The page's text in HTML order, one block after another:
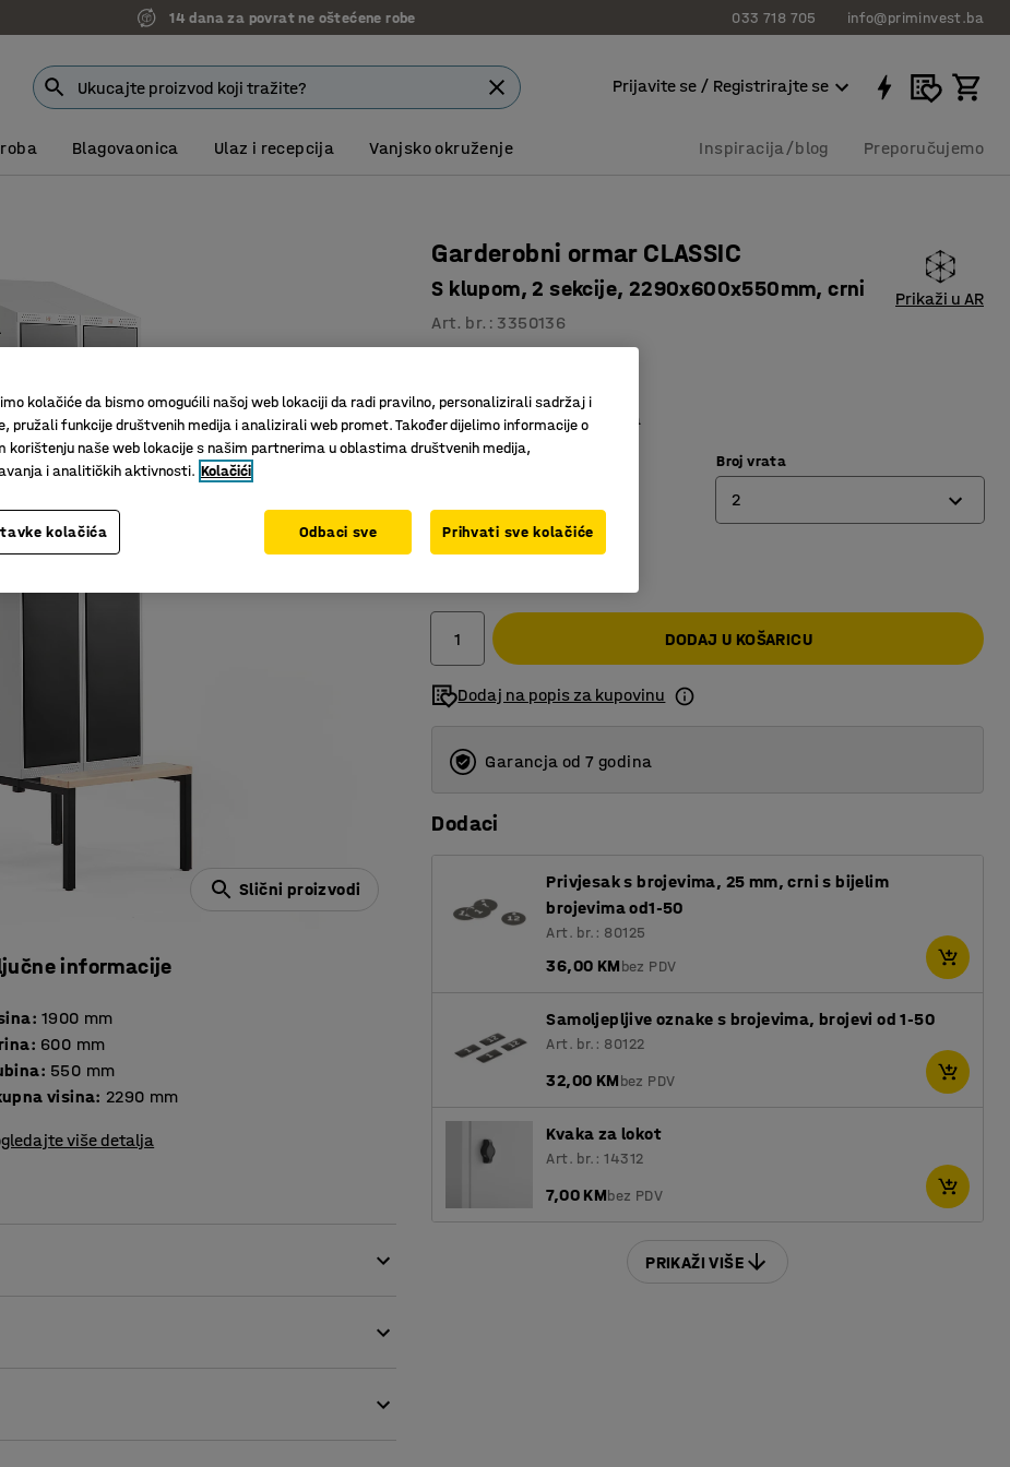
14 dana za povrat ne oštećene robe 033 718 705 info@priminvest.ba
Prijavite se / Registrirajte se
Blagovaonica Ulaz i recepcija Vanjsko okruženje Inspiracija/blog Preporučujemo
Slični proizvodi
informacije
: 1900 mm
: 600 mm
: 550 mm
visina: 2290 mm
više detalja
Garderobni ormar CLASSIC
S klupom, 2 sekcije, 2290x600x550mm, crni
Art. br. : 3350136
Prikaži u AR
Odlična ventilacija
Prečka za odjeću i polica
Broj vrata
2
4
985,00 KM
DODAJ U KOŠARICU
Dodaj na popis za kupovinu
Garancja od 7 godina
Dodaci
Privjesak s brojevima, 25 mm, crni s bijelim
brojevima od1-50
Art. br.: 80125
36,00 KMbez PDV
Samoljepljive oznake s brojevima, brojevi od 1-50
Art. br.: 80122
32,00 KMbez PDV
Kvaka za lokot
Art. br.: 14312
7,00 KMbez PDV
PRIKAŽI VIŠE
kolačiće da bismo omogućili našoj web lokaciji da radi pravilno, personalizirali sadržaj i
pružali funkcije društvenih medija i analizirali web promet. Također dijelimo informacije o
korištenju naše web lokacije s našim partnerima u oblastima društvenih medija,
i analitičkih aktivnosti. Kolačići
kolačića Odbaci sve Prihvati sve kolačiće